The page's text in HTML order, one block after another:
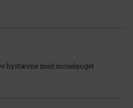
bystævne med moselauget